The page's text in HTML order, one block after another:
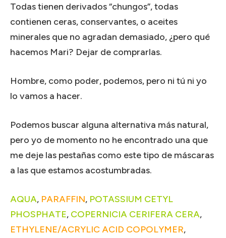
Todas tienen derivados “chungos”, todas
contienen ceras, conservantes, o aceites
minerales que no agradan demasiado, ¿pero qué
hacemos Mari? Dejar de comprarlas.
Hombre, como poder, podemos, pero ni tú ni yo
lo vamos a hacer.
Podemos buscar alguna alternativa más natural,
pero yo de momento no he encontrado una que
me deje las pestañas como este tipo de máscaras
a las que estamos acostumbradas.
AQUA, PARAFFIN, POTASSIUM CETYL
PHOSPHATE, COPERNICIA CERIFERA CERA,
ETHYLENE/ACRYLIC ACID COPOLYMER,